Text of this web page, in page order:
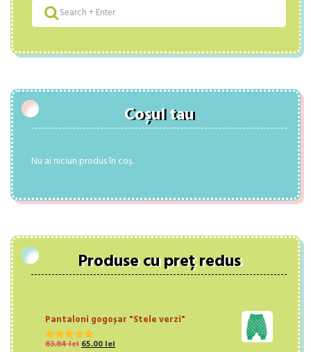
Coșul tau
Nu ai niciun produs în coș.
Produse cu preț redus
Pantaloni gogoșar "Stele verzi"
Evaluat la
83.84leiPrețul
65.00lei